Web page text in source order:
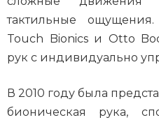
тактильные
Touch Bionics и Otto
рук с индивидуально
В 2010 году была
бионическая рука,